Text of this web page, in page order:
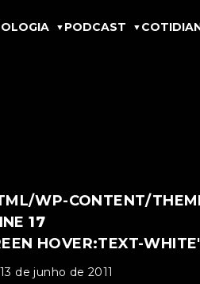
PODCAST
WP-CONTENT/
17
HOVER:TEXT-
de junho de 2011